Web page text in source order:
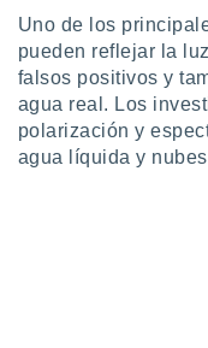
Uno de los
pueden reflejar la
falsos positivos y
agua real. Los
polarización y
agua líquida y